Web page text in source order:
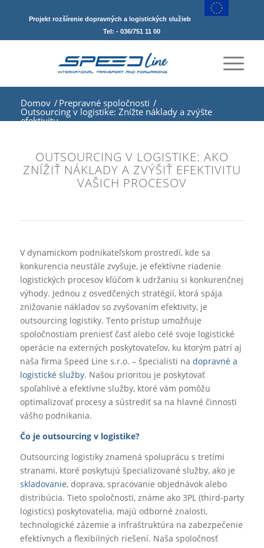
Projekt rozšírenie dopravných a logistických služieb
Tel: - 036/751 11 00
Domov / Prepravné spoločnosti /
Outsourcing v logistike: Znížte náklady a zvýšte
efektivitu
OUTSOURCING V LOGISTIKE: AKO
ZNÍŽIŤ NÁKLADY A ZVÝŠIŤ EFEKTIVITU
VAŠICH PROCESOV
V dynamickom podnikateľskom prostredí, kde sa
konkurencia neustále zvyšuje, je efektívne riadenie
logistických procesov kľúčom k udržaniu si konkurenčnej
výhody. Jednou z osvedčených stratégií, ktorá spája
znižovanie nákladov so zvyšovaním efektivity, je
outsourcing logistiky. Tento prístup umožňuje
spoločnostiam preniesť časť alebo celé svoje logistické
operácie na externých poskytovateľov, ku ktorým patrí aj
naša firma Speed Line s.r.o. – špecialisti na dopravné a
logistické služby. Našou prioritou je poskytovať
spoľahlivé a efektívne služby, ktoré vám pomôžu
optimalizovať procesy a sústrediť sa na hlavné činnosti
vášho podnikania.
Čo je outsourcing v logistike?
Outsourcing logistiky znamená spoluprácu s tretími
stranami, ktoré poskytujú špecializované služby, ako je
skladovanie, doprava, spracovanie objednávok alebo
distribúcia. Tieto spoločnosti, známe ako 3PL (third-party
logistics) poskytovatelia, majú odborné znalosti,
technologické zázemie a infraštruktúra na zabezpečenie
efektívnych a flexibilných riešení. Naša spoločnosť